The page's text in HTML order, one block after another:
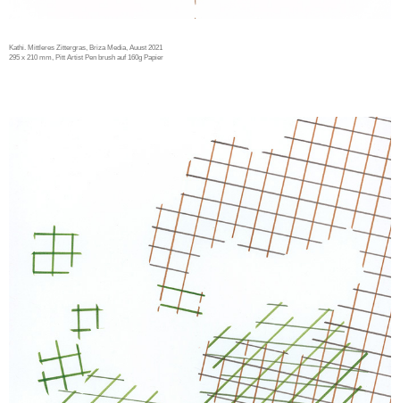
Kathi. Mittleres Zittergras, Briza Media, Auust 2021
295 x 210 mm, Pitt Artist Pen brush auf 160g Papier